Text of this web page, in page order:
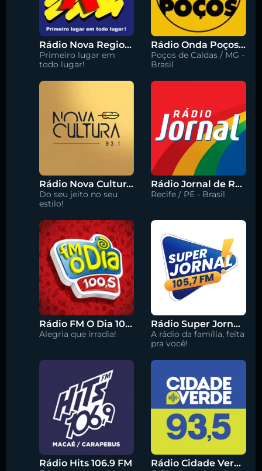
Rádio Nova Regional 91.5 FM
Primeiro lugar em
todo lugar!
Rádio Onda Poços 96.7 FM
Poços de Caldas / MG -
Brasil
Rádio Nova Cultura 93.1 FM
Do seu jeito no seu
estilo!
Rádio Jornal de Recife 90.3 FM
Recife / PE - Brasil
Rádio FM O Dia 100.5
Alegria que irradia!
Rádio Super Jornal 105.7 FM
A rádio da família, feita
pra você!
Rádio Hits 106.9 FM Rádio Cidade Verde 93.5 FM